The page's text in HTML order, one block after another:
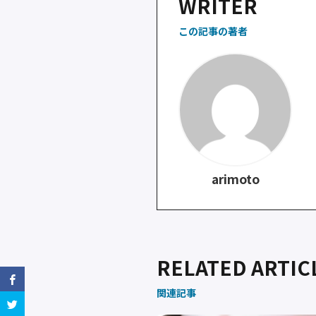
o
o
WRITER
この記事の著者
arimoto
RELATED
関連記事